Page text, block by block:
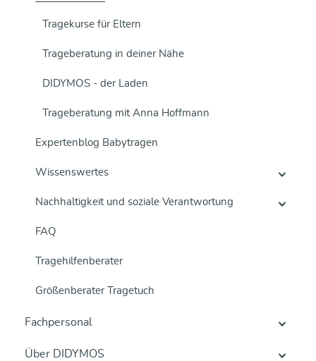
Tragekurse für Eltern
Trageberatung in deiner Nähe
DIDYMOS - der Laden
Trageberatung mit Anna Hoffmann
Expertenblog Babytragen
Wissenswertes
Nachhaltigkeit und soziale Verantwortung
FAQ
Tragehilfenberater
Größenberater Tragetuch
Fachpersonal
Über DIDYMOS